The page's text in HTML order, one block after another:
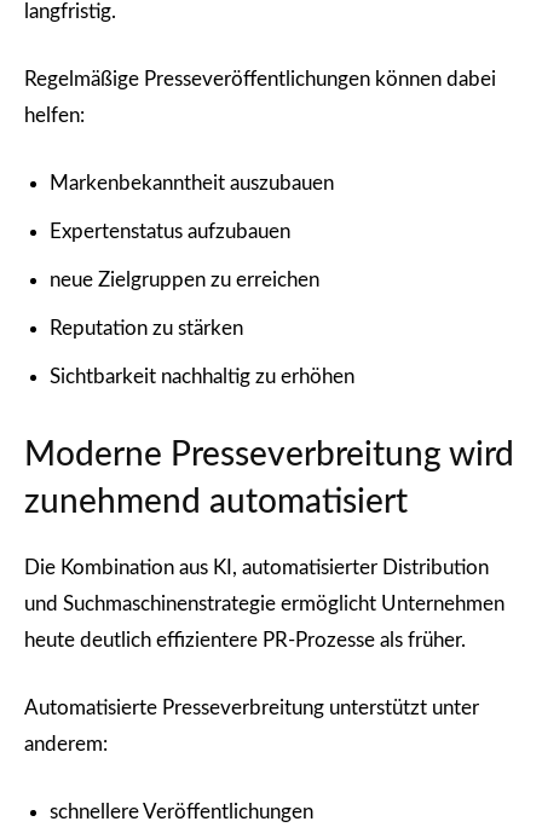
langfristig.
Regelmäßige Presseveröffentlichungen können dabei
helfen:
Markenbekanntheit auszubauen
Expertenstatus aufzubauen
neue Zielgruppen zu erreichen
Reputation zu stärken
Sichtbarkeit nachhaltig zu erhöhen
Moderne Presseverbreitung wird
zunehmend automatisiert
Die Kombination aus KI, automatisierter Distribution
und Suchmaschinenstrategie ermöglicht Unternehmen
heute deutlich effizientere PR-Prozesse als früher.
Automatisierte Presseverbreitung unterstützt unter
anderem:
schnellere Veröffentlichungen